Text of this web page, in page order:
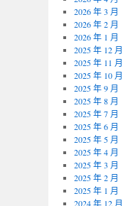
2026 年 3 月
2026 年 2 月
2026 年 1 月
2025 年 12 月
2025 年 11 月
2025 年 10 月
2025 年 9 月
2025 年 8 月
2025 年 7 月
2025 年 6 月
2025 年 5 月
2025 年 4 月
2025 年 3 月
2025 年 2 月
2025 年 1 月
2024 年 12 月